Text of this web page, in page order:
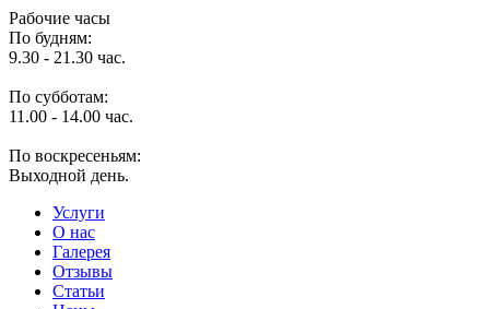
Рабочие часы
По будням:
9.30 - 21.30 час.
По субботам:
11.00 - 14.00 час.
По воскресеньям:
Выходной день.
Услуги
O нас
Галерея
Отзывы
Статьи